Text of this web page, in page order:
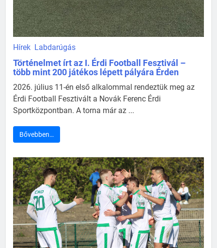
Hírek Labdarúgás
Történelmet írt az I. Érdi Football Fesztivál –
több mint 200 játékos lépett pályára Érden
2026. július 11-én első alkalommal rendeztük meg az
Érdi Football Fesztivált a Novák Ferenc Érdi
Sportközpontban. A torna már az ...
Bővebben…